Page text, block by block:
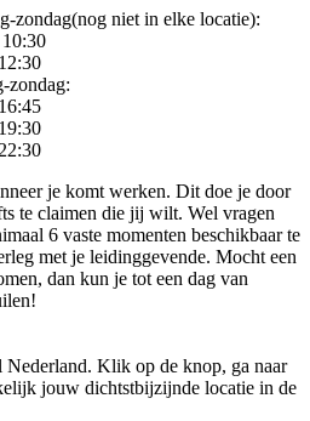
zondag(nog niet in elke locatie):
zondag:
je komt werken. Dit doe je door
te claimen die jij wilt. Wel vragen
6 vaste momenten beschikbaar te
met je leidinggevende. Mocht een
dan kun je tot een dag van
Nederland. Klik op de knop, ga naar
jouw dichtstbijzijnde locatie in de